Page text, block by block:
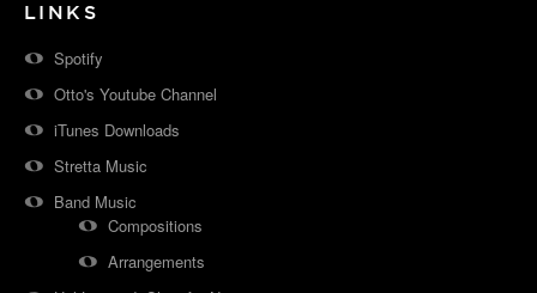
LINKS
Spotify
Otto's Youtube Channel
iTunes Downloads
Stretta Music
Band Music
Compositions
Arrangements